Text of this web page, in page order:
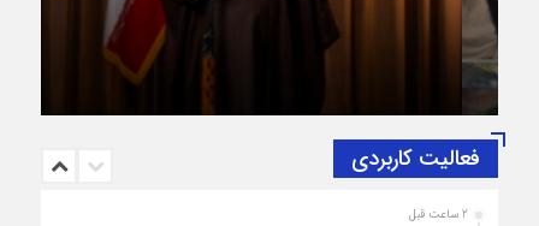
پیام تبریک و بیعت رئیس اتاق اصناف تهران از
طرف اصناف و بازاریان با مقام معظّم رهبری،
حضرت آیت‌الله سید مجتبی خامنه‌ای (حفظه‌الله)
فعالیت کاربردی
2 ساعت قبل